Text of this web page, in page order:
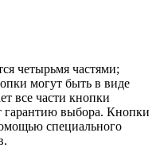
четырьмя частями;
могут быть в виде
все части кнопки
гарантию выбора. Кнопки
специального